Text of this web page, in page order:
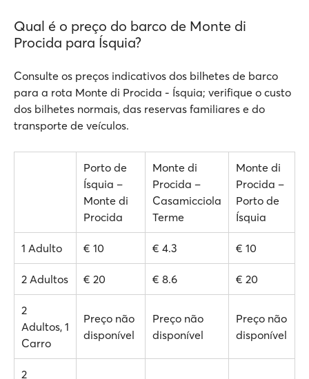
Qual é o preço do barco de Monte di
Procida para Ísquia?
Consulte os preços indicativos dos bilhetes de barco
para a rota Monte di Procida - Ísquia; verifique o custo
dos bilhetes normais, das reservas familiares e do
transporte de veículos.
Porto de
Ísquia –
Monte di
Procida
Monte di
Procida –
Casamicciola
Terme
Monte di
Procida –
Porto de
Ísquia
1 Adulto € 10 € 4.3 € 10
2 Adultos € 20 € 8.6 € 20
2
Adultos, 1
Carro
Preço não
disponível
Preço não
disponível
Preço não
disponível
2